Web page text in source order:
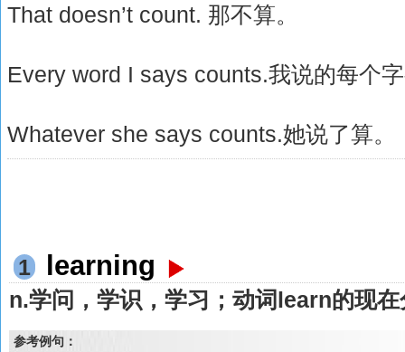
That doesn’t count. 那不算。
Every word I says counts.我说的每个
Whatever she says counts.她说了算。
1 learning
n.学问，学识，学习；动词learn的现在
参考例句：